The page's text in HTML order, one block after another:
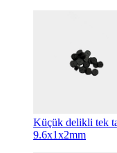
Küçük delikli tek
9.6x1x2mm